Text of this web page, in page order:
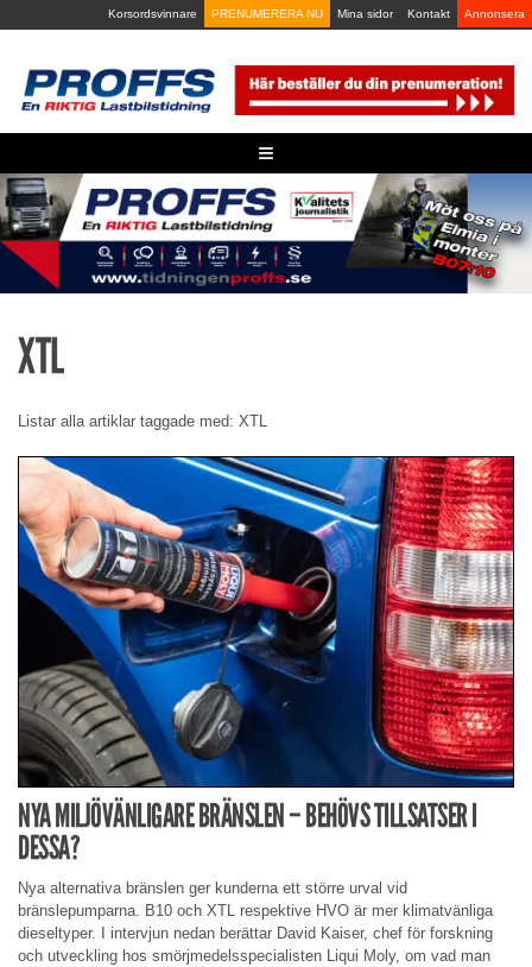
to
Korsordsvinnare PRENUMERERA NU Mina sidor Kontakt Annonsera
≡
XTL
Listar alla artiklar taggade med: XTL
NYA MILJÖVÄNLIGARE BRÄNSLEN – BEHÖVS TILLSATSER I
DESSA?
Nya alternativa bränslen ger kunderna ett större urval vid
bränslepumparna. B10 och XTL respektive HVO är mer klimatvänliga
dieseltyper. I intervjun nedan berättar David Kaiser, chef för forskning
och utveckling hos smörjmedelsspecialisten Liqui Moly, om vad man